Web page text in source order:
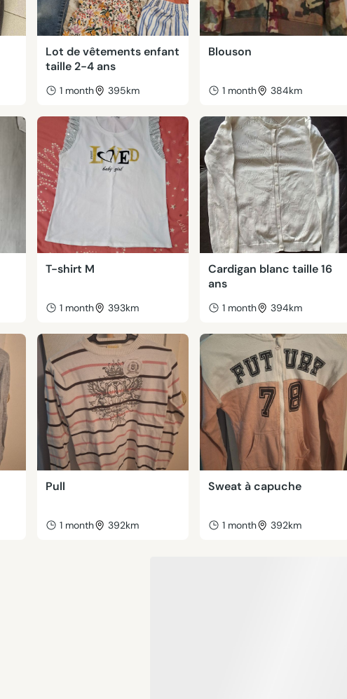
Lot de vêtements enfant
taille 2-4 ans
1 month 395km
Blouson
1 month 384km
T-shirt M
1 month 393km
Cardigan blanc taille 16
ans
1 month 394km
Pull
1 month 392km
Sweat à capuche
1 month 392km